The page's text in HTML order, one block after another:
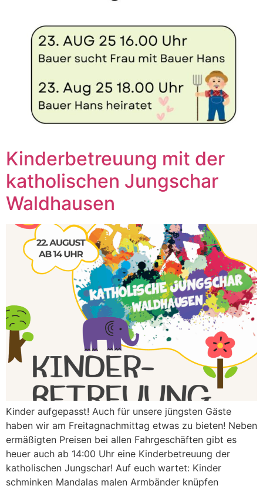
Kinderbetreuung mit der
katholischen Jungschar
Waldhausen
Kinder aufgepasst! Auch für unsere jüngsten Gäste
haben wir am Freitagnachmittag etwas zu bieten! Neben
ermäßigten Preisen bei allen Fahrgeschäften gibt es
heuer auch ab 14:00 Uhr eine Kinderbetreuung der
katholischen Jungschar! Auf euch wartet: Kinder
schminken Mandalas malen Armbänder knüpfen